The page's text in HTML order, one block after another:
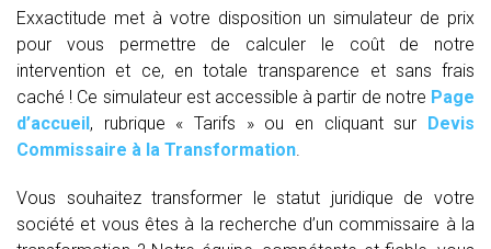
Exxactitude met à votre disposition un simulateur de prix
pour vous permettre de calculer le coût de notre
intervention et ce, en totale transparence et sans frais
caché ! Ce simulateur est accessible à partir de notre Page
d’accueil, rubrique « Tarifs » ou en cliquant sur Devis
Commissaire à la Transformation.
Vous souhaitez transformer le statut juridique de votre
société et vous êtes à la recherche d’un commissaire à la